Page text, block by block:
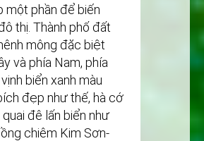
một phần để biến
thị. Thành phố đất
mông đặc biệt
và phía Nam, phía
biển xanh màu
đẹp như thế, hà cớ
quai đê lấn biển như
chiêm Kim Sơn-